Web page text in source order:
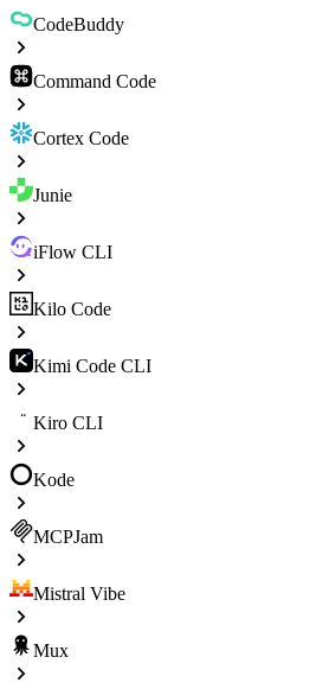
CodeBuddy
Command Code
Cortex Code
Junie
iFlow CLI
Kilo Code
Kimi Code CLI
Kiro CLI
Kode
MCPJam
Mistral Vibe
Mux